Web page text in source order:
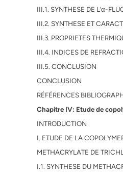
III.1. SYNTHESE DE L’α-
III.2. SYNTHESE ET
III.3. PROPRIETES
III.4. INDICES DE
III.5. CONCLUSION
CONCLUSION
RÉFÉRENCES
Chapitre IV: Etude de
INTRODUCTION
I. ETUDE DE LA
METHACRYLATE DE
I.1. SYNTHESE DU